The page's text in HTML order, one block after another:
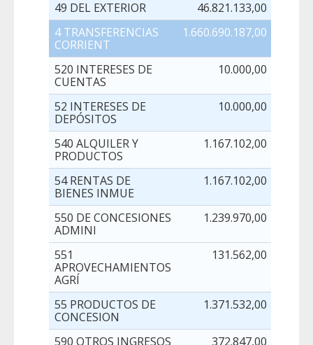
49 DEL EXTERIOR 46.821.133,00
4 TRANSFERENCIAS
CORRIENT
1.660.690.187,00
520 INTERESES DE
CUENTAS
10.000,00
52 INTERESES DE
DEPÓSITOS
10.000,00
540 ALQUILER Y
PRODUCTOS
1.167.102,00
54 RENTAS DE
BIENES INMUE
1.167.102,00
550 DE CONCESIONES
ADMINI
1.239.970,00
551
APROVECHAMIENTOS
AGRÍ
131.562,00
55 PRODUCTOS DE
CONCESION
1.371.532,00
590 OTROS INGRESOS
372.847,00